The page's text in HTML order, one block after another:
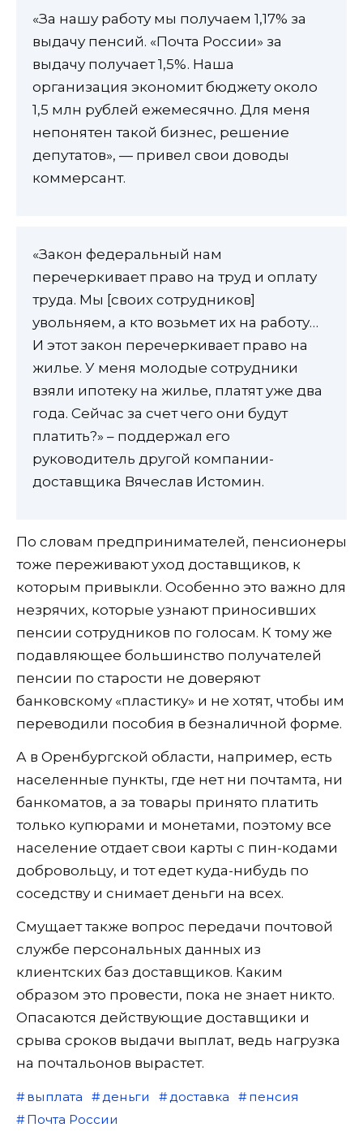
«За нашу работу мы получаем 1,17% за
выдачу пенсий. «Почта России» за
выдачу получает 1,5%. Наша
организация экономит бюджету около
1,5 млн рублей ежемесячно. Для меня
непонятен такой бизнес, решение
депутатов», — привел свои доводы
коммерсант.
«Закон федеральный нам
перечеркивает право на труд и оплату
труда. Мы [своих сотрудников]
увольняем, а кто возьмет их на работу…
И этот закон перечеркивает право на
жилье. У меня молодые сотрудники
взяли ипотеку на жилье, платят уже два
года. Сейчас за счет чего они будут
платить?» – поддержал его
руководитель другой компании-
доставщика Вячеслав Истомин.
По словам предпринимателей, пенсионеры
тоже переживают уход доставщиков, к
которым привыкли. Особенно это важно для
незрячих, которые узнают приносивших
пенсии сотрудников по голосам. К тому же
подавляющее большинство получателей
пенсии по старости не доверяют
банковскому «пластику» и не хотят, чтобы им
переводили пособия в безналичной форме.
А в Оренбургской области, например, есть
населенные пункты, где нет ни почтамта, ни
банкоматов, а за товары принято платить
только купюрами и монетами, поэтому все
население отдает свои карты с пин-кодами
добровольцу, и тот едет куда-нибудь по
соседству и снимает деньги на всех.
Смущает также вопрос передачи почтовой
службе персональных данных из
клиентских баз доставщиков. Каким
образом это провести, пока не знает никто.
Опасаются действующие доставщики и
срыва сроков выдачи выплат, ведь нагрузка
на почтальонов вырастет.
выплата деньги доставка
пенсия
Почта России